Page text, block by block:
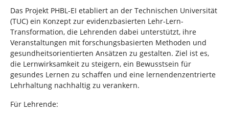
e
r
Das Projekt PHBL-EI etabliert an der Technischen Universität
(TUC) ein Konzept zur evidenzbasierten Lehr-Lern-
Transformation, die Lehrenden dabei unterstützt, ihre
Veranstaltungen mit forschungsbasierten Methoden und
gesundheitsorientierten Ansätzen zu gestalten. Ziel ist es,
die Lernwirksamkeit zu steigern, ein Bewusstsein für
gesundes Lernen zu schaffen und eine lernendenzentrierte
Lehrhaltung nachhaltig zu verankern.
Für Lehrende: